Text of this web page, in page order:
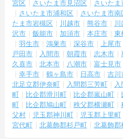
宮区
さいたま市見沼区 さいた
さいたま市浦和区
さいたま市南
たま市岩槻区
川越市 熊谷市
沢市
飯能市 加須市 本庄市 東
羽生市
鴻巣市 深谷市 上尾市
戸田市
入間市 朝霞市 志木市
久喜市
北本市 八潮市 富士見市
幸手市
鶴ヶ島市 日高市 吉川
北足立郡伊奈町
入間郡三芳町
町
比企郡滑川町 比企郡嵐山町
町
比企郡鳩山町 秩父郡横瀬町
父村
児玉郡神川町 児玉郡上里町
宮代町
北葛飾郡杉戸町 北葛飾郡